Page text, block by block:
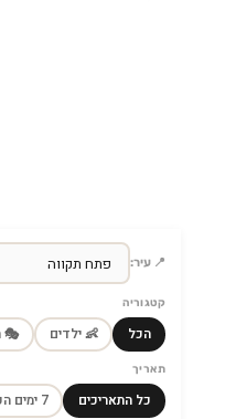
📍 עיר:
קטגוריה
הכל 👶 ילדים 🎭
תאריך
כל התאריכים 7 ימים הקרובים